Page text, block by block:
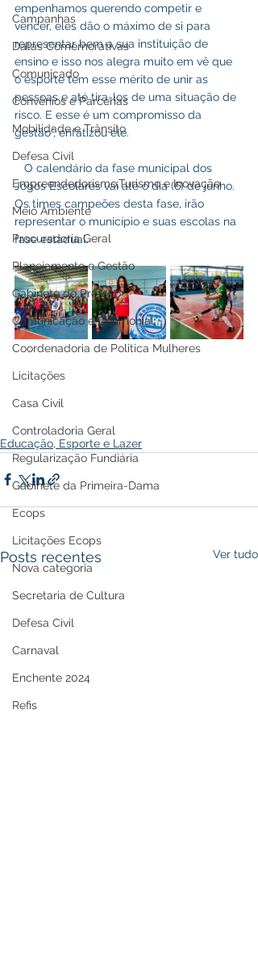
Campanhas
Datas Comemorativas
Comunicado
Convênios e Parcerias
Mobilidade e Trânsito
Defesa Civil
Empreendedorismo,Turismo e Inovação
Meio Ambiente
Procuradoria Geral
Planejamento e Gestão
Gabinete do Prefeito
Comunicação e Cerimonial
Coordenadoria de Politica Mulheres
Licitações
Casa Civil
Controladoria Geral
Regularização Fundiária
Gabinete da Primeira-Dama
Ecops
Licitações Ecops
Nova categoria
Secretaria de Cultura
Defesa Civil
Carnaval
Enchente 2024
Refis
empenhamos querendo competir e
vencer, eles dão o máximo de si para
representar bem a sua instituição de
ensino e isso nos alegra muito em vê que
o esporte tem esse mérito de unir as
pessoas e até tira-los de uma situação de
risco. E esse é um compromisso da
gestão”, enfatizou ele.
Jogos Escolares vai até o dia (6) de junho.
Os times campeões desta fase, irão
representar o município e suas escolas na
fase estadual.
Educação, Esporte e Lazer
Posts recentes Ver tudo